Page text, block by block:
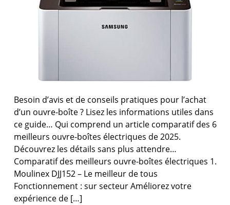
Besoin d’avis et de conseils pratiques pour l’achat
d’un ouvre-boîte ? Lisez les informations utiles dans
ce guide… Qui comprend un article comparatif des 6
meilleurs ouvre-boîtes électriques de 2025.
Découvrez les détails sans plus attendre…
Comparatif des meilleurs ouvre-boîtes électriques 1.
Moulinex DJJ152 – Le meilleur de tous
Fonctionnement : sur secteur Améliorez votre
expérience de […]